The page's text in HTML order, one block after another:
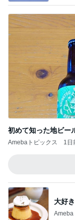
初めて知った地ビー
Amebaトピックス 1日
大好
Ameba